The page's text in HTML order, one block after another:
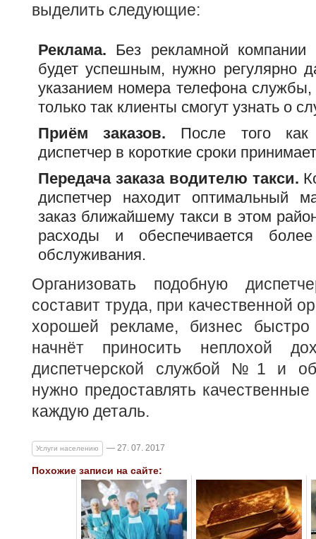
выделить следующие:
Реклама. Без рекламной
будет успешным, нужно регулярно
указанием номера телефона службы,
только так клиенты смогут узнать о
Приём заказов. После того как
диспетчер в короткие сроки
Передача заказа водителю такси.
диспетчер находит оптимальный
заказ ближайшему такси в этом
расходы и обеспечивается
обслуживания.
Организовать подобную
составит труда, при качественной
хорошей рекламе, бизнес
начнёт приносить неплохой
диспетчерской службой №1 и
нужно предоставлять
каждую деталь.
Услуги населению — 27. 07. 2017
Похожие записи на сайте: